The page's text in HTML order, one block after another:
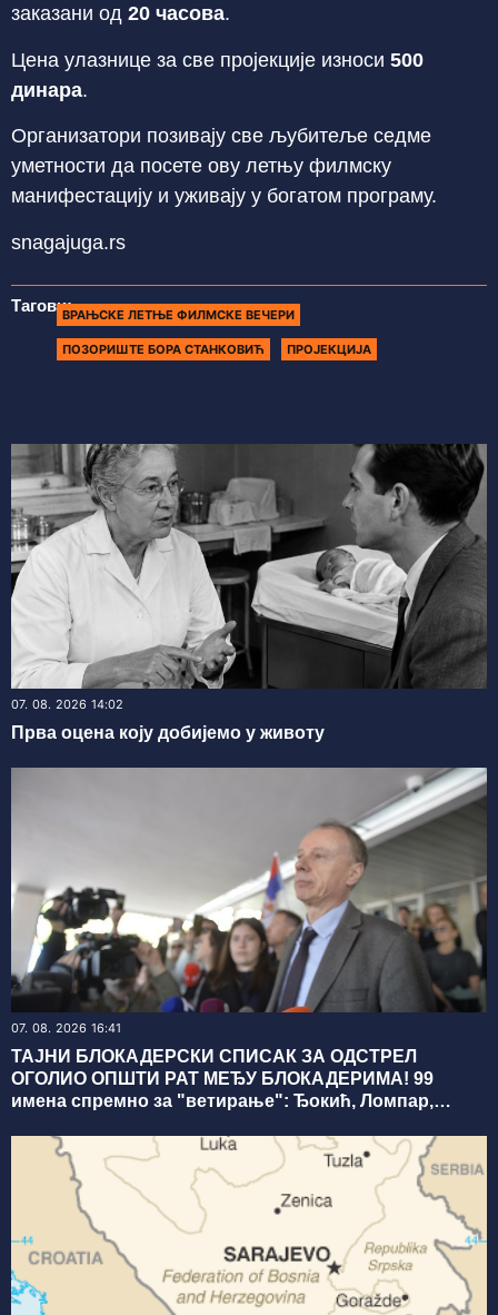
заказани од 20 часова.
Цена улазнице за све пројекције износи 500
динара.
Организатори позивају све љубитеље седме
уметности да посете ову летњу филмску
манифестацију и уживају у богатом програму.
snagajuga.rs
Тагови:ВРАЊСКЕ ЛЕТЊЕ ФИЛМСКЕ ВЕЧЕРИ
ПОЗОРИШТЕ БОРА СТАНКОВИЋ ПРОЈЕКЦИЈА
07. 08. 2026 14:02
Прва оцена коју добијемо у животу
07. 08. 2026 16:41
ТАЈНИ БЛОКАДЕРСКИ СПИСАК ЗА ОДСТРЕЛ
ОГОЛИО ОПШТИ РАТ МЕЂУ БЛОКАДЕРИМА! 99
имена спремно за "ветирање": Ђокић, Ломпар,